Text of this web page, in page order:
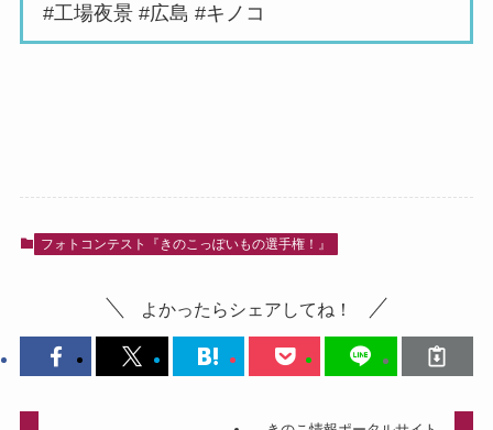
#工場夜景 #広島 #キノコ
フォトコンテスト『きのこっぽいもの選手権！』
よかったらシェアしてね！